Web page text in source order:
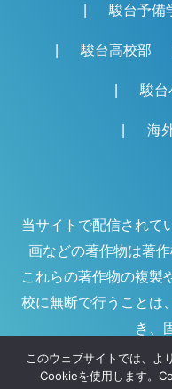
駿台予備
駿台高校部
駿台
海
当サイトで配信されて
画などの著作物は著
これらの著作物の複製
校に無断で行うことは
き、
このウェブサイトでは、よ
Cookieを使用します。